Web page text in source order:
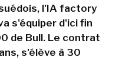
l'IA factory
s'équiper d'ici fin
de Bull. Le contrat
s'élève à 30